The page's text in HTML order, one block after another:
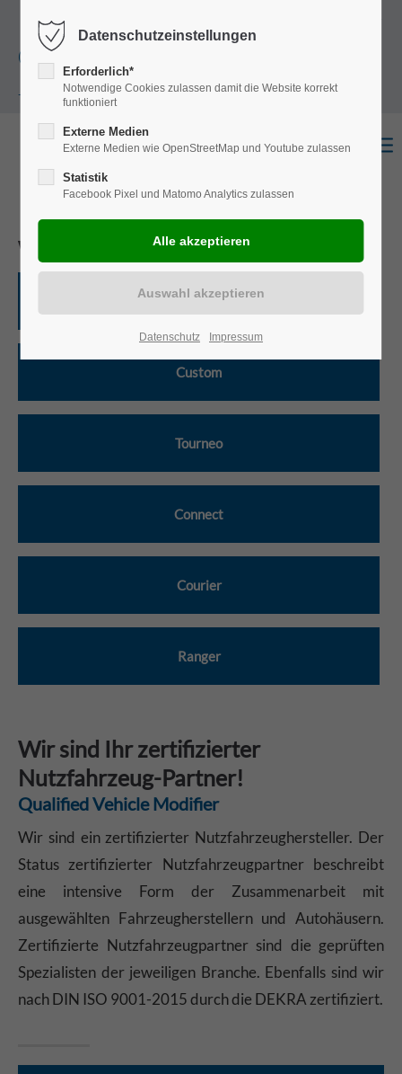
+49
(0)251 322 631
- 0
Wählen Sie ein Modell
Transit
Custom
Tourneo
Connect
Courier
Ranger
Wir sind Ihr zertifizierter
Nutzfahrzeug-Partner!
Qualified Vehicle Modifier
Wir sind ein zertifizierter Nutzfahrzeughersteller. Der
Status zertifizierter Nutzfahrzeugpartner beschreibt
eine intensive Form der Zusammenarbeit mit
ausgewählten Fahrzeugherstellern und Autohäusern.
Zertifizierte Nutzfahrzeugpartner sind die geprüften
Spezialisten der jeweiligen Branche. Ebenfalls sind wir
nach DIN ISO 9001-2015 durch die DEKRA zertifiziert.
Datenschutzeinstellungen
Erforderlich*
Notwendige Cookies zulassen damit die Website korrekt
funktioniert
Externe Medien
Externe Medien wie OpenStreetMap und Youtube zulassen
Statistik
Facebook Pixel und Matomo Analytics zulassen
Datenschutz Impressum